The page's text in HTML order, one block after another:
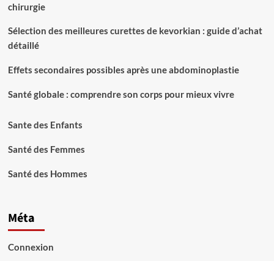
chirurgie
Sélection des meilleures curettes de kevorkian : guide d’achat
détaillé
Effets secondaires possibles après une abdominoplastie
Santé globale : comprendre son corps pour mieux vivre
Sante des Enfants
Santé des Femmes
Santé des Hommes
Méta
Connexion